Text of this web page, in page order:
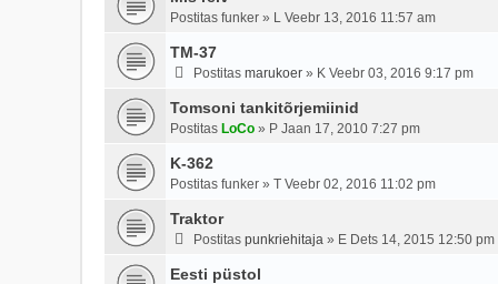
Postitas funker » L Veebr 13, 2016 11:57 am
TM-37
Postitas marukoer » K Veebr 03, 2016 9:17 pm
Tomsoni tankitõrjemiinid
Postitas LoCo » P Jaan 17, 2010 7:27 pm
K-362
Postitas funker » T Veebr 02, 2016 11:02 pm
Traktor
Postitas punkriehitaja » E Dets 14, 2015 12:50 pm
Eesti püstol